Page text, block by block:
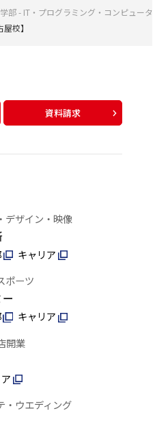
部 - IT・プログラミング・コンピュー
校】
資料請求
デザイン・映像
キャリア
ポーツ
キャリア
開業
・ウエディング